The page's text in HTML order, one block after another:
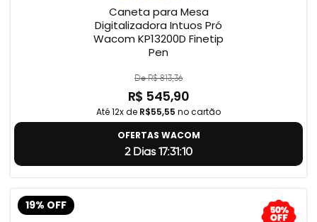
Caneta para Mesa
Digitalizadora Intuos Pró
Wacom KP13200D Finetip
Pen
De R$ 813,36
R$ 545,90
Até 12x de R$55,55 no cartão
OFERTAS WACOM
2 Dias 17:31:9
19% OFF